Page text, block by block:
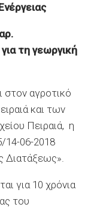
τη γεωργική
αγροτικό
και των
Πειραιά, η
14-06-2018
Διατάξεως».
για 10 χρόνια
του